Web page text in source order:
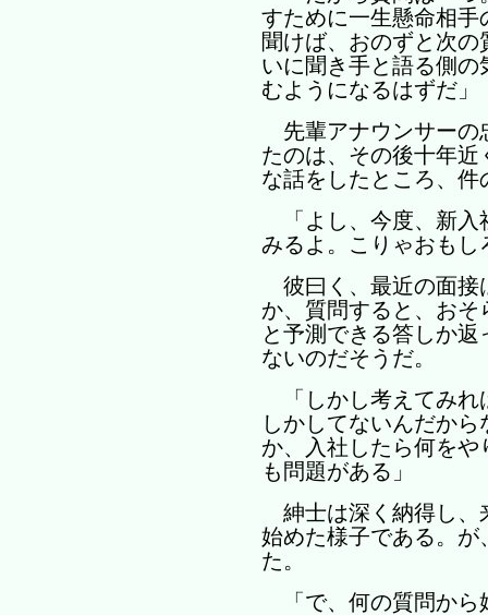
すために一生懸命相
聞けば、おのずと次
いに聞き手と語る側
むようになるはずだ」
先輩アナウンサーの
たのは、その後十年
な話をしたところ、
「よし、今度、新入
みるよ。こりゃおもし
彼曰く、最近の面接
か、質問すると、お
と予測できる答しか
ないのだそうだ。
「しかし考えてみれ
しかしてないんだか
か、入社したら何を
も問題がある」
紳士は深く納得し、
始めた様子である。
た。
「で、何の質問から